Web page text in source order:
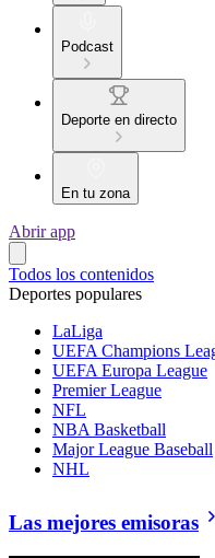
Podcast
Deporte en directo
En tu zona
Abrir app
Todos los contenidos
Deportes populares
LaLiga
UEFA Champions
UEFA Europa League
Premier League
NFL
NBA Basketball
Major League Baseball
NHL
Las mejores emisoras